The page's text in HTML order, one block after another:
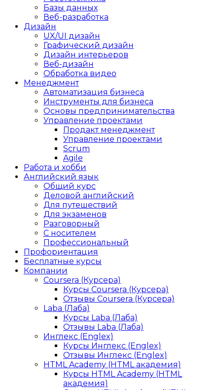
Базы данных
Веб-разработка
Дизайн
UX/UI дизайн
Графический дизайн
Дизайн интерьеров
Веб-дизайн
Обработка видео
Менеджмент
Автоматизация бизнеса
Инструменты для бизнеса
Основы предпринимательства
Управление проектами
Продакт менеджмент
Управление проектами
Scrum
Agile
Работа и хобби
Английский язык
Общий курс
Деловой английский
Для путешествий
Для экзаменов
Разговорный
С носителем
Профессиональный
Профориентация
Бесплатные курсы
Компании
Coursera (Курсера)
Курсы Coursera (Курсера)
Отзывы Coursera (Курсера)
Laba (Лаба)
Курсы Laba (Лаба)
Отзывы Laba (Лаба)
Инглекс (Englex)
Курсы Инглекс (Englex)
Отзывы Инглекс (Englex)
HTML Academy (HTML академия)
Курсы HTML Academy (HTML
академия)